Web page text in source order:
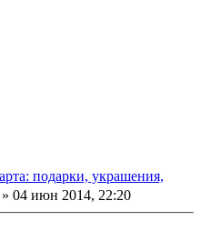
подарки, украшения,
» 04 июн 2014, 22:20